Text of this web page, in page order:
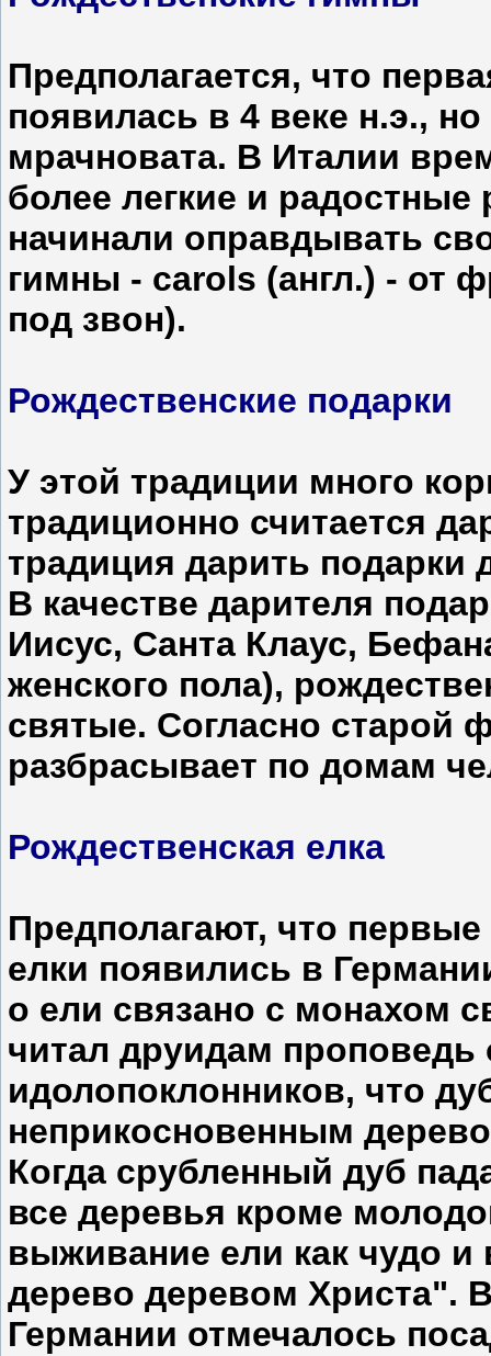
Предполагается, что
появилась в 4 веке н.э.,
мрачновата. В Италии
более легкие и
начинали оправдывать
гимны - carols (англ.) - от
под звон).
Рождественские подарки
У этой традиции много
традиционно считается
традиция дарить подарки
В качестве дарителя
Иисус, Санта Клаус,
женского пола),
святые. Согласно старой
разбрасывает по домам
Рождественская елка
Предполагают, что
елки появились в
о ели связано с монахом
читал друидам
идолопоклонников, что
неприкосновенным
Когда срубленный дуб
все деревья кроме
выживание ели как чудо и
дерево деревом Христа".
Германии отмечалось